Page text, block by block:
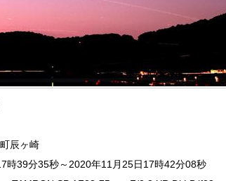
辰ヶ崎
時39分35秒～2020年11月25日17時42分08秒